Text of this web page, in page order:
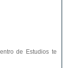
de Estudios te